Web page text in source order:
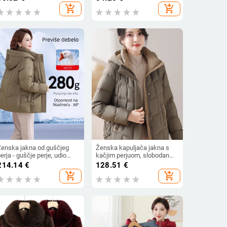
add_shopping_cart
elegantan stil
add_shopping_cart
jakna od guščjeg
- guščje perje, udio
86–90%, napun 301–
350 g, zatvarač, normalna
€
add_shopping_cart
Ženska kapuljača jakna s
kačjim perjuom, slobodan
kroj, najlonski vanjski
materijal, sadržaj perja 86–
90%
128.51 €
add_shopping_cart